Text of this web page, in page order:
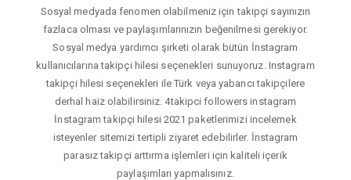
Sosyal medyada fenomen olabilmeniz için takipçi sayınızın
fazlaca olması ve paylaşımlarınızın beğenilmesi gerekiyor.
Sosyal medya yardımcı şirketi olarak bütün İnstagram
kullanıcılarına takipçi hilesi seçenekleri sunuyoruz. Instagram
takipçi hilesi seçenekleri ile Türk veya yabancı takipçilere
derhal haiz olabilirsiniz. 4takipci followers instagram
İnstagram takipçi hilesi 2021 paketlerimizi incelemek
isteyenler sitemizi tertipli ziyaret edebilirler. İnstagram
parasız takipçi arttırma işlemleri için kaliteli içerik
paylaşımları yapmalısınız.